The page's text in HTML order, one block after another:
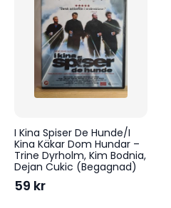
I Kina Spiser De Hunde/I
Kina Käkar Dom Hundar –
Trine Dyrholm, Kim Bodnia,
Dejan Cukic (Begagnad)
59 kr